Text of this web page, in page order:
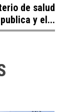
de salud
publica y el...